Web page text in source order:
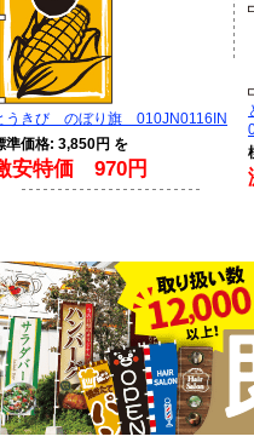
うきび のぼり旗 010JN0116IN
準価格: 3,850円 を
安特価 970円